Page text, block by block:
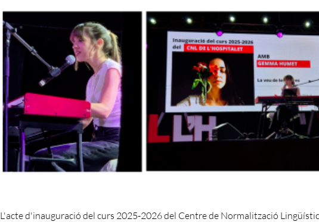
L'acte d'inauguració del curs 2025-2026 del Centre de Normalització